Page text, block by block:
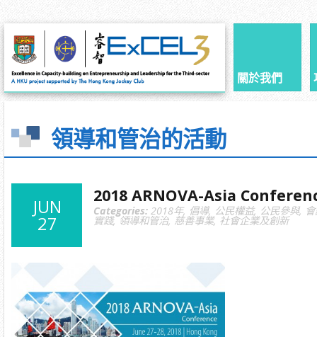
關於我們
領導和管治的活動
JUN
27
2018 ARNOVA-Asia
Categories: 2018年, 倡導, 公民權益, 公民參與,
實踐,領導和管治, 慈善事業, 社會企業及創新